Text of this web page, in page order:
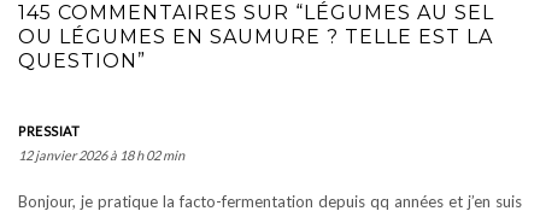
145 COMMENTAIRES SUR “LÉGUMES AU SEL
OU LÉGUMES EN SAUMURE ? TELLE EST LA
QUESTION”
PRESSIAT
12 janvier 2026 à 18 h 02 min
Bonjour, je pratique la facto-fermentation depuis qq années et j’en suis